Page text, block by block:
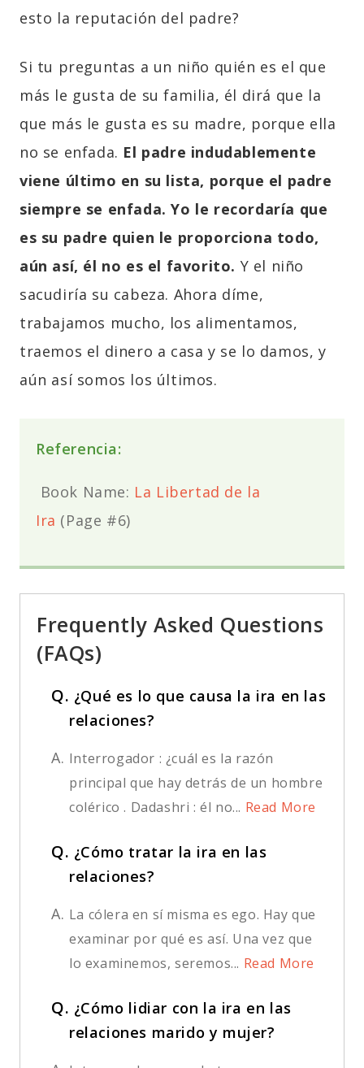
esto la reputación del padre?
Si tu preguntas a un niño quién es el que
más le gusta de su familia, él dirá que la
que más le gusta es su madre, porque ella
no se enfada. El padre indudablemente
viene último en su lista, porque el padre
siempre se enfada. Yo le recordaría que
es su padre quien le proporciona todo,
aún así, él no es el favorito. Y el niño
sacudiría su cabeza. Ahora díme,
trabajamos mucho, los alimentamos,
traemos el dinero a casa y se lo damos, y
aún así somos los últimos.
Referencia:
Book Name: La Libertad de la
Ira (Page #6)
Frequently Asked Questions
(FAQs)
Q. ¿Qué es lo que causa la ira en las
relaciones?
A. Interrogador : ¿cuál es la razón
principal que hay detrás de un hombre
colérico . Dadashri : él no... Read More
Q. ¿Cómo tratar la ira en las
relaciones?
A. La cólera en sí misma es ego. Hay que
examinar por qué es así. Una vez que
lo examinemos, seremos... Read More
Q. ¿Cómo lidiar con la ira en las
relaciones marido y mujer?